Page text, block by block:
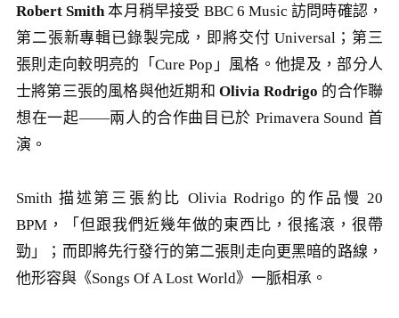
Robert Smith本月稍早接受 BBC 6 Music 訪問時確認，
第二張新專輯已錄製完成，即將交付 Universal；第三
張則走向較明亮的「Cure Pop」風格。他提及，部分人
士將第三張的風格與他近期和 Olivia Rodrigo 的合作聯
想在一起——兩人的合作曲目已於 Primavera Sound 首
演。
Smith 描述第三張約比 Olivia Rodrigo 的作品慢 20
BPM，「但跟我們近幾年做的東西比，很搖滾，很帶
勁」；而即將先行發行的第二張則走向更黑暗的路線，
他形容與《Songs Of A Lost World》一脈相承。